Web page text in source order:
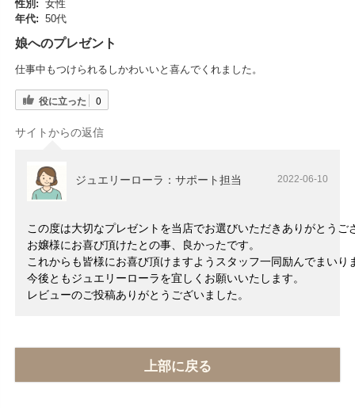
性別: 女性
年代: 50代
娘へのプレゼント
仕事中もつけられるしかわいいと喜んでくれました。
役に立った 0
サイトからの返信
ジュエリーローラ：サポート担当 2022-06-10
この度は大切なプレゼントを当店でお選びいただきありがとうご
お嬢様にお喜び頂けたとの事、良かったです。
これからも皆様にお喜び頂けますようスタッフ一同励んでまいり
今後ともジュエリーローラを宜しくお願いいたします。
レビューのご投稿ありがとうございました。
上部に戻る